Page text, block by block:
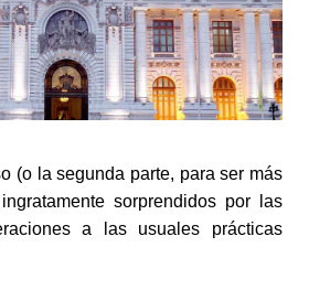
(o la segunda parte, para ser más
sorprendidos por las
a las usuales prácticas